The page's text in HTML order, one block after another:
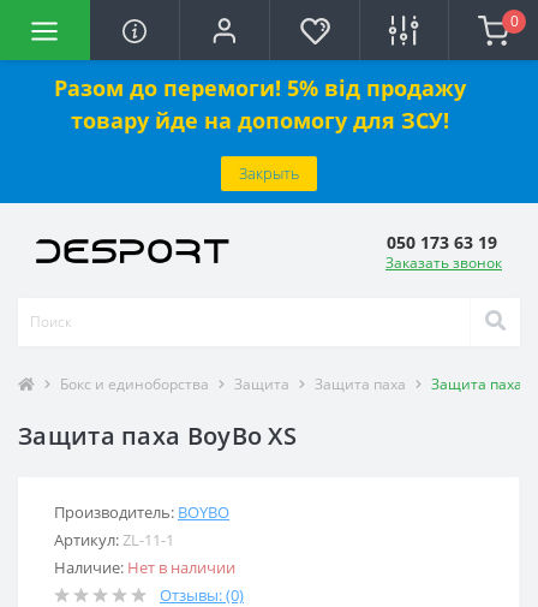
Разом до перемоги! 5% від продажу
товару йде на допомогу для ЗСУ!
Закрыть
0
050 173 63 19
Заказать звонок
Бокс и единоборства Защита Защита паха Защита паха
Защита паха BoyBo XS
Производитель: BOYBO
Артикул:ZL-11-1
Наличие: Нет в наличии
Отзывы: (0)